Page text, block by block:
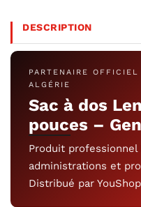
DESCRIPTION
PARTENAIRE
ALGÉRIE
Sac à dos
pouces –
Produit professionnel
administrations et
Distribué par